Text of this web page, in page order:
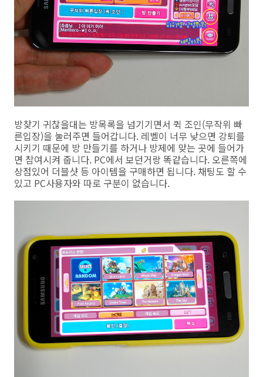
방찾기 귀찮을대는 방목록을 넘기기면서 퀵 조인(무작위 빠
른입장)을 눌러주면 들어갑니다. 레벨이 너무 낮으면 강퇴를
시키기 때문에 방 만들기를 하거나 방제에 맞는 곳에 들어가
면 참여시켜 줍니다. PC에서 보던거랑 똑같습니다. 오른쪽에
상점있어 더블샷 등 아이템을 구매하면 됩니다. 채팅도 할 수
있고 PC사용자와 따로 구분이 없습니다.